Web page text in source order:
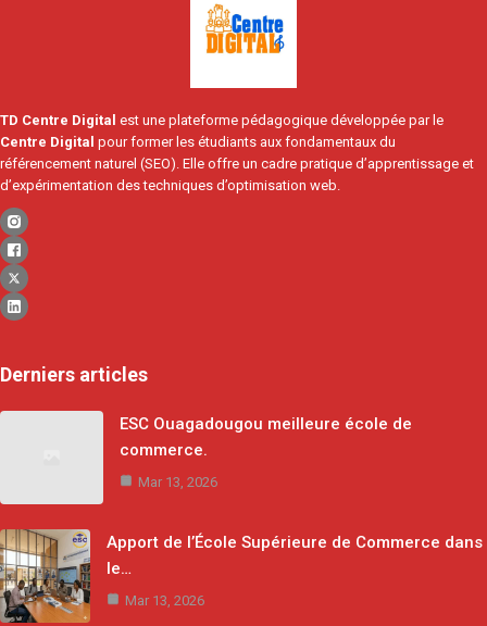
TD Centre Digital est une plateforme pédagogique développée par le
Centre Digital pour former les étudiants aux fondamentaux du
référencement naturel (SEO). Elle offre un cadre pratique d’apprentissage et
d’expérimentation des techniques d’optimisation web.
Derniers articles
ESC Ouagadougou meilleure école de
commerce.
Mar 13, 2026
Apport de l’École Supérieure de Commerce dans
le…
Mar 13, 2026